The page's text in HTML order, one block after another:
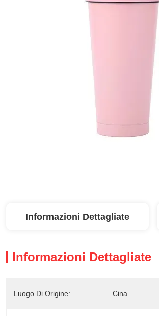
Informazioni Dettagliate
Informazioni Dettagliate
Luogo Di Origine: Cina